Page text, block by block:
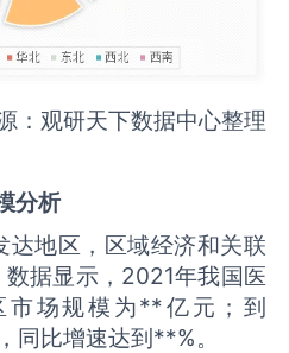
：观研天下数据中心整理
分析
达地区，区域经济和关联
据显示，2021年我国医
市场规模为**亿元；到
比增速达到**%。